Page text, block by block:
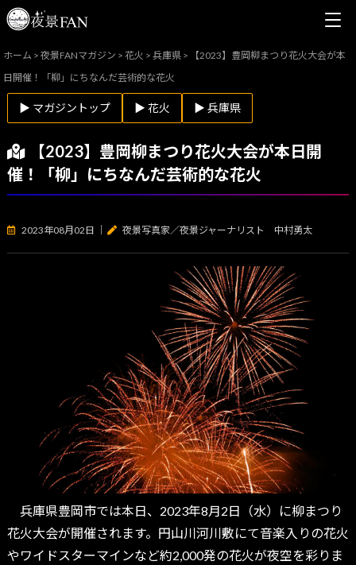
ホーム >夜景FANマガジン >花火 >兵庫県 >
【2023】豊岡柳まつり花火大会が本
日開催！「柳」にちなんだ芸術的な花火
▶ マガジントップ ▶ 花火 ▶ 兵庫県
【2023】豊岡柳まつり花火大会が本日開
催！「柳」にちなんだ芸術的な花火
2023年08月02日 夜景写真家／夜景ジャーナリスト 中村勇太
兵庫県豊岡市では本日、2023年8月2日（水）に柳まつり
花火大会が開催されます。円山川河川敷にて音楽入りの花火
やワイドスターマインなど約2,000発の花火が夜空を彩りま